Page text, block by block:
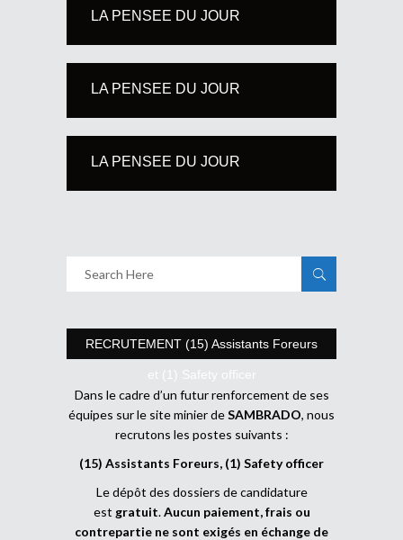
LA PENSEE DU JOUR
LA PENSEE DU JOUR
LA PENSEE DU JOUR
RECRUTEMENT (15) Assistants Foreurs
et (1) Safety officer
Dans le cadre d’un futur renforcement de ses
équipes sur le site minier deSAMBRADO, nous
recrutons les postes suivants :
(15) Assistants Foreurs, (1) Safety officer
Le dépôt des dossiers de candidature
est gratuit.Aucun paiement, frais ou
contrepartie ne sont exigés en échange de